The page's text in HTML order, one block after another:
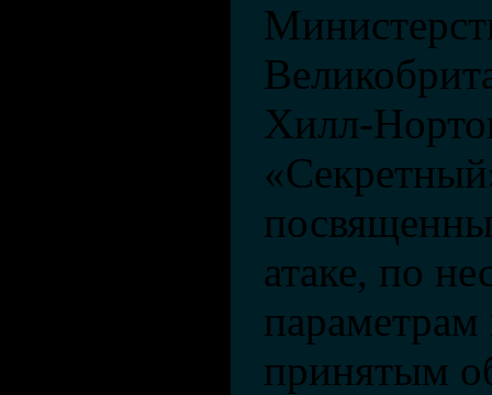
Хилл-
атаке, по
параметрам
принятым